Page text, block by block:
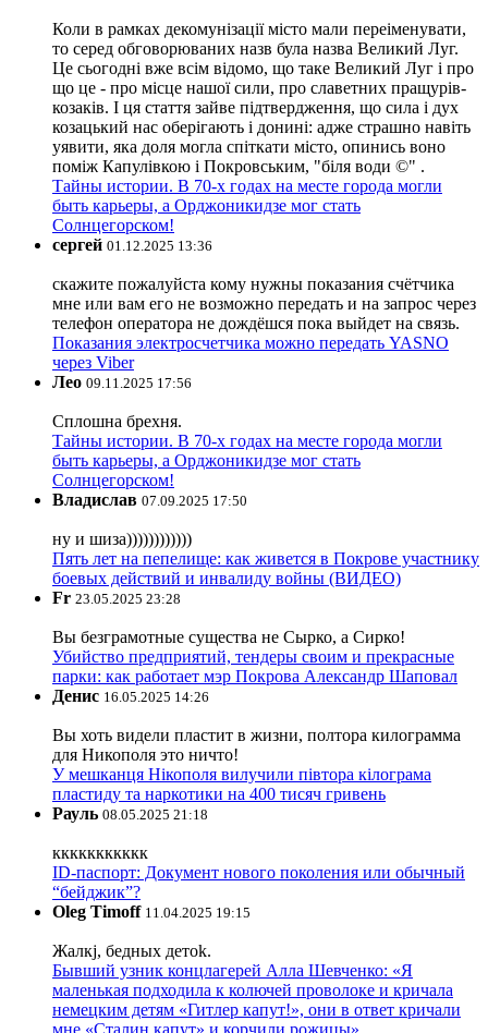
Коли в рамках декомунізації місто мали переіменувати,
то серед обговорюваних назв була назва Великий Луг.
Це сьогодні вже всім відомо, що таке Великий Луг і про
що це - про місце нашої сили, про славетних пращурів-
козаків. І ця стаття зайве підтвердження, що сила і дух
козацький нас оберігають і донині: адже страшно навіть
уявити, яка доля могла спіткати місто, опинись воно
поміж Капулівкою і Покровським, "біля води ©" .
Тайны истории. В 70-х годах на месте города могли
быть карьеры, а Орджоникидзе мог стать
Солнцегорском!
сергей 01.12.2025 13:36
скажите пожалуйста кому нужны показания счётчика
мне или вам его не возможно передать и на запрос через
телефон оператора не дождёшся пока выйдет на связь.
Показания электросчетчика можно передать YASNO
через Viber
Лео 09.11.2025 17:56
Сплошна брехня.
Тайны истории. В 70-х годах на месте города могли
быть карьеры, а Орджоникидзе мог стать
Солнцегорском!
Владислав 07.09.2025 17:50
ну и шиза))))))))))))
Пять лет на пепелище: как живется в Покрове участнику
боевых действий и инвалиду войны (ВИДЕО)
Fr 23.05.2025 23:28
Вы безграмотные существа не Сырко, а Сирко!
Убийство предприятий, тендеры своим и прекрасные
парки: как работает мэр Покрова Александр Шаповал
Денис 16.05.2025 14:26
Вы хоть видели пластит в жизни, полтора килограмма
для Никополя это ничто!
У мешканця Нікополя вилучили півтора кілограма
пластиду та наркотики на 400 тисяч гривень
Рауль 08.05.2025 21:18
ккккккккккк
ID-паспорт: Документ нового поколения или обычный
“бейджик”?
Oleg Timoff 11.04.2025 19:15
Жалкj, бедных детok.
Бывший узник концлагерей Алла Шевченко: «Я
маленькая подходила к колючей проволоке и кричала
немецким детям «Гитлер капут!», они в ответ кричали
мне «Сталин капут» и корчили рожицы»